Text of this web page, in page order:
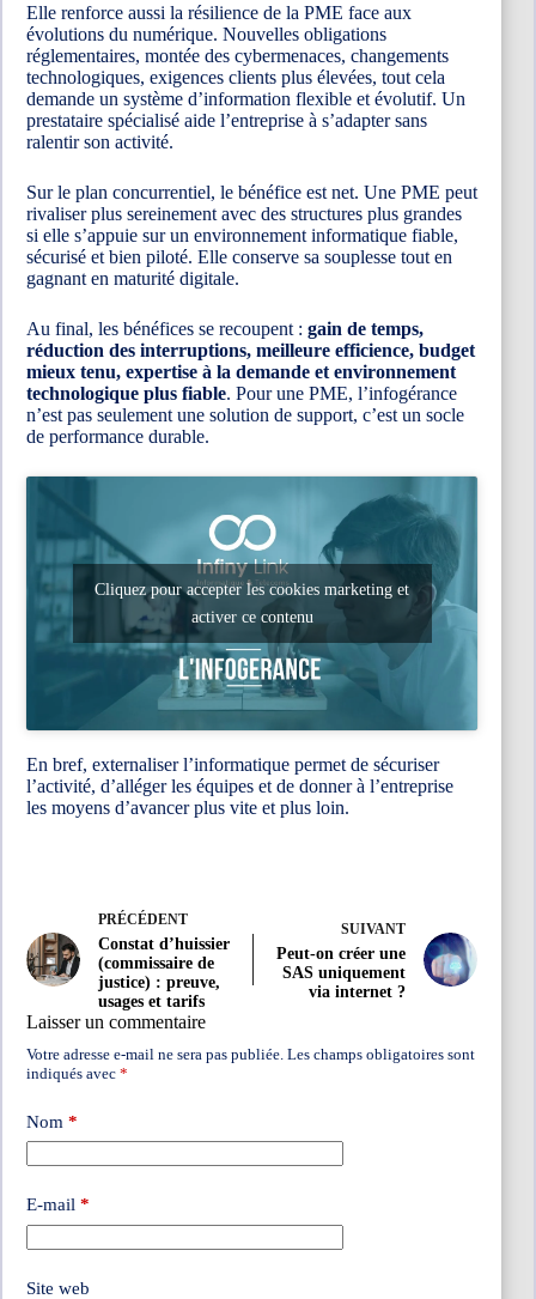
Elle renforce aussi la résilience de la PME face aux
évolutions du numérique. Nouvelles obligations
réglementaires, montée des cybermenaces, changements
technologiques, exigences clients plus élevées, tout cela
demande un système d’information flexible et évolutif. Un
prestataire spécialisé aide l’entreprise à s’adapter sans
ralentir son activité.
Sur le plan concurrentiel, le bénéfice est net. Une PME peut
rivaliser plus sereinement avec des structures plus grandes
si elle s’appuie sur un environnement informatique fiable,
sécurisé et bien piloté. Elle conserve sa souplesse tout en
gagnant en maturité digitale.
Au final, les bénéfices se recoupent : gain de temps,
réduction des interruptions, meilleure efficience, budget
mieux tenu, expertise à la demande et environnement
technologique plus fiable. Pour une PME, l’infogérance
n’est pas seulement une solution de support, c’est un socle
de performance durable.
Cliquez pour accepter les cookies marketing et
activer ce contenu
En bref, externaliser l’informatique permet de sécuriser
l’activité, d’alléger les équipes et de donner à l’entreprise
les moyens d’avancer plus vite et plus loin.
PRÉCÉDENT
Constat d’huissier
(commissaire de
justice) : preuve,
usages et tarifs
SUIVANT
Peut-on créer une
SAS uniquement
via internet ?
Laisser un commentaire
Votre adresse e-mail ne sera pas publiée. Les champs obligatoires sont
indiqués avec *
Nom *
E-mail *
Site web